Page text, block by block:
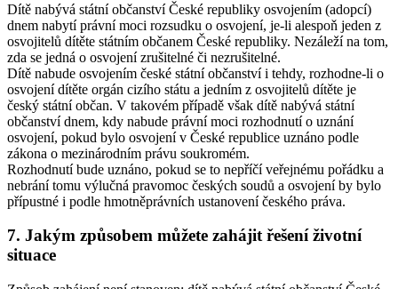
Dítě nabývá státní občanství České republiky osvojením (adopcí)
dnem nabytí právní moci rozsudku o osvojení, je-li alespoň jeden z
osvojitelů dítěte státním občanem České republiky. Nezáleží na tom,
zda se jedná o osvojení zrušitelné či nezrušitelné.
Dítě nabude osvojením české státní občanství i tehdy, rozhodne-li o
osvojení dítěte orgán cizího státu a jedním z osvojitelů dítěte je
český státní občan. V takovém případě však dítě nabývá státní
občanství dnem, kdy nabude právní moci rozhodnutí o uznání
osvojení, pokud bylo osvojení v České republice uznáno podle
zákona o mezinárodním právu soukromém.
Rozhodnutí bude uznáno, pokud se to nepříčí veřejnému pořádku a
nebrání tomu výlučná pravomoc českých soudů a osvojení by bylo
přípustné i podle hmotněprávních ustanovení českého práva.
7. Jakým způsobem můžete zahájit řešení životní
situace